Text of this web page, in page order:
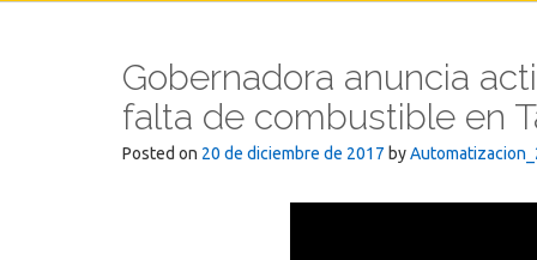
Gobernadora anuncia
falta de combustible en
Posted on 20 de diciembre de 2017 by